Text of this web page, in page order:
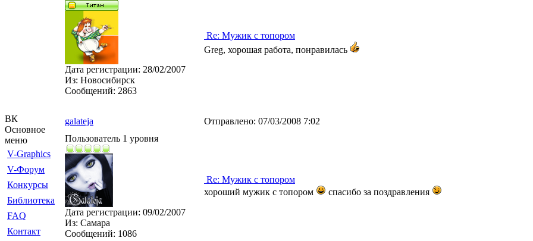
ВК
Основное
меню
V-Graphics
V-Форум
Конкурсы
Библиотека
FAQ
Контакт
Дата регистрации: 28/02/2007
Из: Новосибирск
Сообщений: 2863
Re: Мужик с топором
Greg, хорошая работа, понравилась
galateja Отправлено: 07/03/2008 7:02
Пользователь 1 уровня
Дата регистрации: 09/02/2007
Из: Самара
Сообщений: 1086
Re: Мужик с топором
хороший мужик с топором
спасибо за поздравления